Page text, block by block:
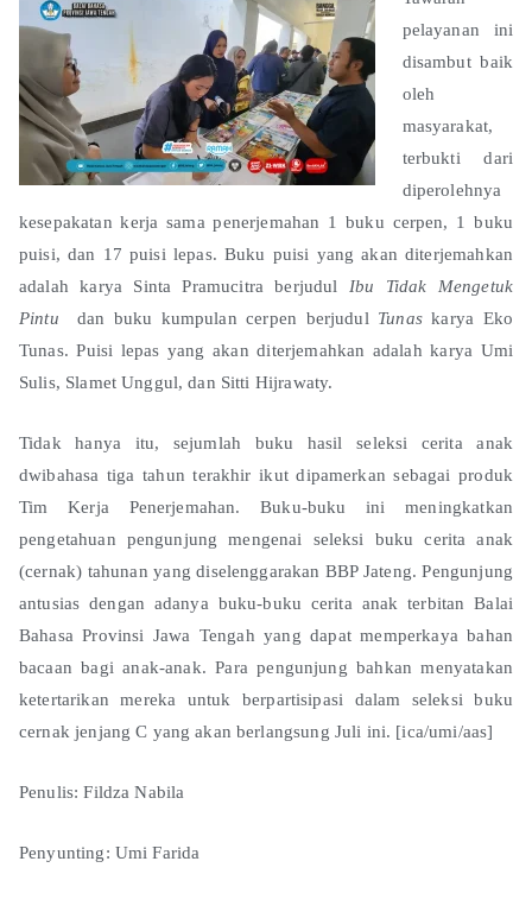
pelayanan ini
disambut baik
oleh
masyarakat,
terbukti dari
diperolehnya
kesepakatan kerja sama penerjemahan 1 buku cerpen, 1 buku
puisi, dan 17 puisi lepas. Buku puisi yang akan diterjemahkan
adalah karya Sinta Pramucitra berjudul Ibu Tidak Mengetuk
Pintu dan buku kumpulan cerpen berjudul Tunaskarya Eko
Tunas. Puisi lepas yang akan diterjemahkan adalah karya Umi
Sulis, Slamet Unggul, dan Sitti Hijrawaty.
Tidak hanya itu, sejumlah buku hasil seleksi cerita anak
dwibahasa tiga tahun terakhir ikut dipamerkan sebagai produk
Tim Kerja Penerjemahan. Buku-buku ini meningkatkan
pengetahuan pengunjung mengenai seleksi buku cerita anak
(cernak) tahunan yang diselenggarakan BBP Jateng. Pengunjung
antusias dengan adanya buku-buku cerita anak terbitan Balai
Bahasa Provinsi Jawa Tengah yang dapat memperkaya bahan
bacaan bagi anak-anak. Para pengunjung bahkan menyatakan
ketertarikan mereka untuk berpartisipasi dalam seleksi buku
cernak jenjang C yang akan berlangsung Juli ini. [ica/umi/aas]
Penulis: Fildza Nabila
Penyunting: Umi Farida